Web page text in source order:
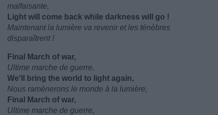
malfaisante,
Light will come back while darkness will go !
Maintenant la lumière va revenir et les ténèbres
disparaîtrent !
Final March of war,
Ultime marche de guerre,
We'll bring the world to light again,
Nous ramènerons le monde à la lumière,
Final March of war,
Ultime marche de guerre,